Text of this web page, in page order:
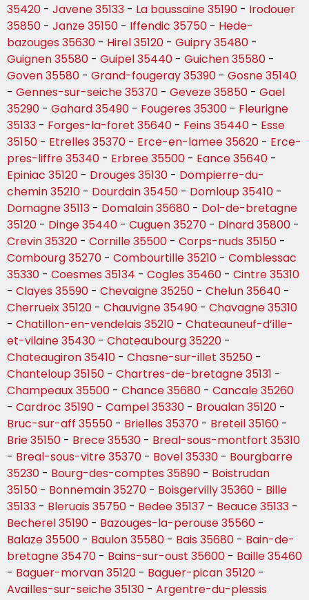
35420 - Javene 35133 - La baussaine 35190 - Irodouer
35850 - Janze 35150 - Iffendic 35750 - Hede-
bazouges 35630 - Hirel 35120 - Guipry 35480 -
Guignen 35580 - Guipel 35440 - Guichen 35580 -
Goven 35580 - Grand-fougeray 35390 - Gosne 35140
- Gennes-sur-seiche 35370 - Geveze 35850 - Gael
35290 - Gahard 35490 - Fougeres 35300 - Fleurigne
35133 - Forges-la-foret 35640 - Feins 35440 - Esse
35150 - Etrelles 35370 - Erce-en-lamee 35620 - Erce-
pres-liffre 35340 - Erbree 35500 - Eance 35640 -
Epiniac 35120 - Drouges 35130 - Dompierre-du-
chemin 35210 - Dourdain 35450 - Domloup 35410 -
Domagne 35113 - Domalain 35680 - Dol-de-bretagne
35120 - Dinge 35440 - Cuguen 35270 - Dinard 35800 -
Crevin 35320 - Cornille 35500 - Corps-nuds 35150 -
Combourg 35270 - Combourtille 35210 - Comblessac
35330 - Coesmes 35134 - Cogles 35460 - Cintre 35310
- Clayes 35590 - Chevaigne 35250 - Chelun 35640 -
Cherrueix 35120 - Chauvigne 35490 - Chavagne 35310
- Chatillon-en-vendelais 35210 - Chateauneuf-d’ille-
et-vilaine 35430 - Chateaubourg 35220 -
Chateaugiron 35410 - Chasne-sur-illet 35250 -
Chanteloup 35150 - Chartres-de-bretagne 35131 -
Champeaux 35500 - Chance 35680 - Cancale 35260
- Cardroc 35190 - Campel 35330 - Broualan 35120 -
Bruc-sur-aff 35550 - Brielles 35370 - Breteil 35160 -
Brie 35150 - Brece 35530 - Breal-sous-montfort 35310
- Breal-sous-vitre 35370 - Bovel 35330 - Bourgbarre
35230 - Bourg-des-comptes 35890 - Boistrudan
35150 - Bonnemain 35270 - Boisgervilly 35360 - Bille
35133 - Bleruais 35750 - Bedee 35137 - Beauce 35133 -
Becherel 35190 - Bazouges-la-perouse 35560 -
Balaze 35500 - Baulon 35580 - Bais 35680 - Bain-de-
bretagne 35470 - Bains-sur-oust 35600 - Baille 35460
- Baguer-morvan 35120 - Baguer-pican 35120 -
Availles-sur-seiche 35130 - Argentre-du-plessis